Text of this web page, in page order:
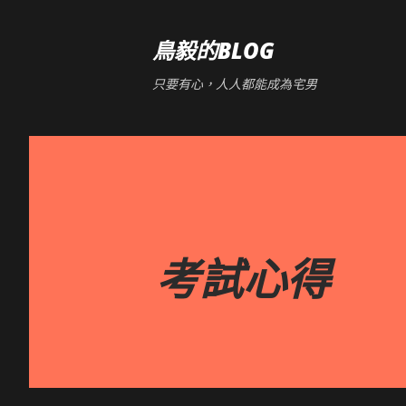
鳥毅的BLOG
只要有心，人人都能成為宅男
考試心得